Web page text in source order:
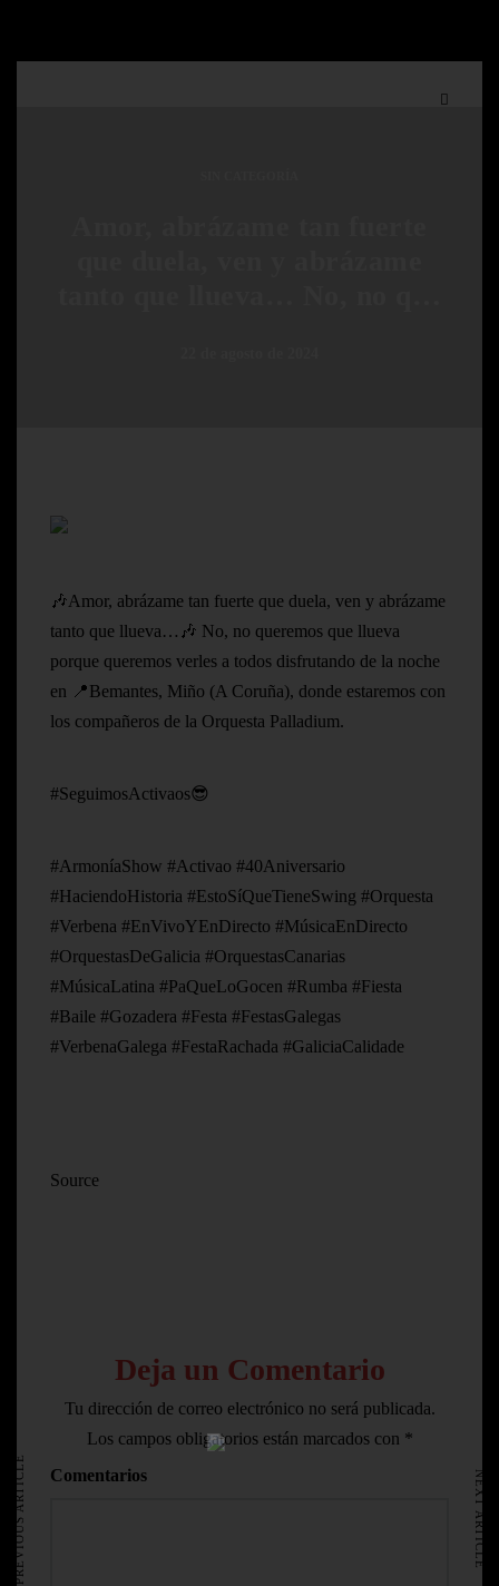
AVISO LEGAL
🎶Amor, abrázame tan fuerte que duela, ven y abrázame
tanto que llueva…🎶 No, no queremos que llueva
porque queremos verles a todos disfrutando de la noche
en 📍Bemantes, Miño (A Coruña), donde estaremos con
los compañeros de la Orquesta Palladium.
#SeguimosActivaos😎
#ArmoníaShow #Activao #40Aniversario
#HaciendoHistoria #EstoSíQueTieneSwing #Orquesta
#Verbena #EnVivoYEnDirecto #MúsicaEnDirecto
#OrquestasDeGalicia #OrquestasCanarias
#MúsicaLatina #PaQueLoGocen #Rumba #Fiesta
#Baile #Gozadera #Festa #FestasGalegas
#VerbenaGalega #FestaRachada #GaliciaCalidade
Source
Deja un Comentario
Tu dirección de correo electrónico no será publicada.
Los campos obligatorios están marcados con *
Comentarios
PREVIOUS ARTICLE NEXT ARTICLE